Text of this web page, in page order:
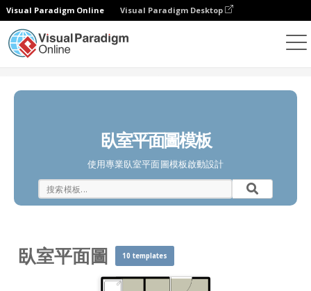
Visual Paradigm Online Visual Paradigm Desktop
臥室平面圖模板
使用專業臥室平面圖模板啟動設計
臥室平面圖 10 templates